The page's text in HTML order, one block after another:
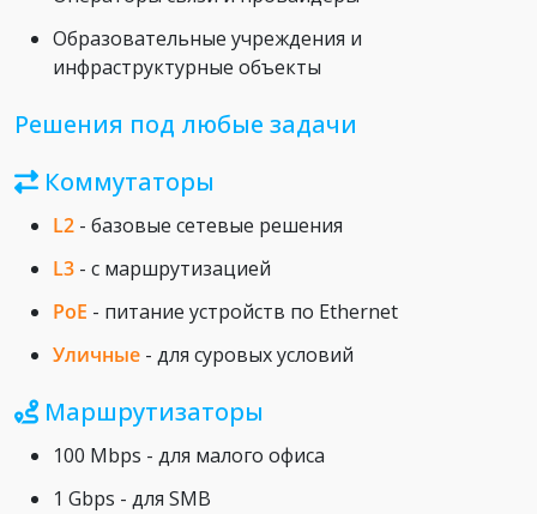
Образовательные учреждения и
инфраструктурные объекты
Решения под любые задачи
Коммутаторы
L2 - базовые сетевые решения
L3 - с маршрутизацией
PoE - питание устройств по Ethernet
Уличные - для суровых условий
Маршрутизаторы
100 Mbps - для малого офиса
1 Gbps - для SMB